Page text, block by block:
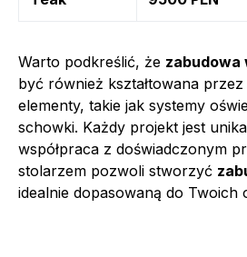
Warto podkreślić, że zabudowa
być również kształtowana
elementy, takie jak systemy
schowki. Każdy projekt jest
współpraca z doświadczonym
stolarzem pozwoli stworzyć
idealnie dopasowaną do Twoich